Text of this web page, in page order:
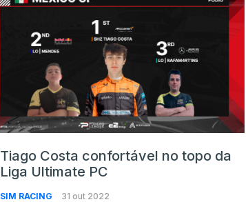
Tiago Costa confortável no topo da
Liga Ultimate PC
SIM RACING 31 out 2022